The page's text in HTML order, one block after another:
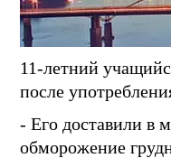
11-летний
после
- Его доставили в
обморожение